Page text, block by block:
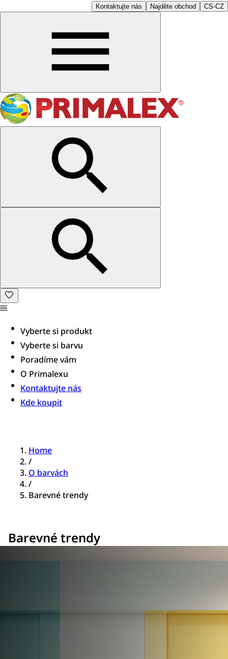
Kontaktujte nás Najděte obchod CS-CZ
Vyberte si produkt
Vyberte si barvu
Poradíme vám​
O Primalexu
Kontaktujte nás
Kde koupit
Home
/
O barvách​
/
Barevné trendy
Barevné trendy